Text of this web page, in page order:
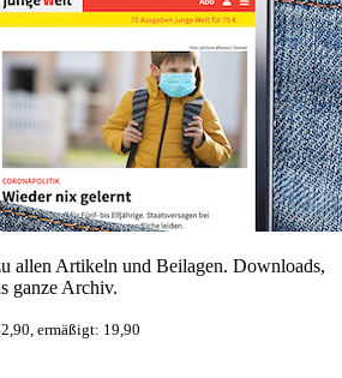
allen Artikeln und Beilagen. Downloads,
ganze Archiv.
ermäßigt: 19,90